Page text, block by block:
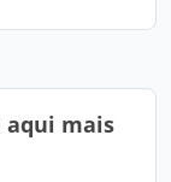
aqui mais